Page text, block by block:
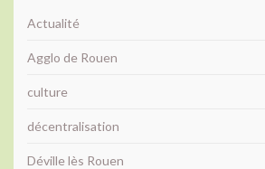
Actualité
Agglo de Rouen
culture
décentralisation
Déville lès Rouen